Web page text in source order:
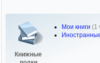
Книжные
Мои книги (1